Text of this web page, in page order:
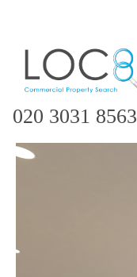
020 3031 8563